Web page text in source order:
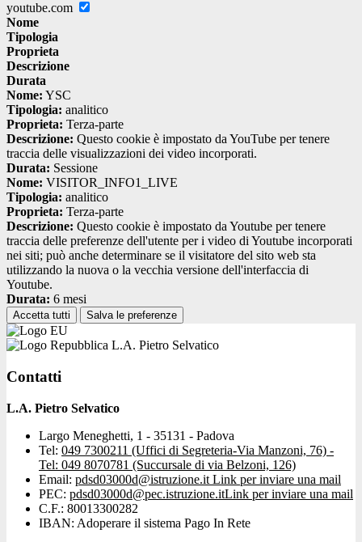
youtube.com
Nome
Tipologia
Proprieta
Descrizione
Durata
Nome: YSC
Tipologia: analitico
Proprieta: Terza-parte
Descrizione: Questo cookie è impostato da YouTube per tenere
traccia delle visualizzazioni dei video incorporati.
Durata: Sessione
Nome: VISITOR_INFO1_LIVE
Tipologia: analitico
Proprieta: Terza-parte
Descrizione: Questo cookie è impostato da Youtube per tenere
traccia delle preferenze dell'utente per i video di Youtube incorporati
nei siti; può anche determinare se il visitatore del sito web sta
utilizzando la nuova o la vecchia versione dell'interfaccia di
Youtube.
Durata: 6 mesi
Accetta tutti Salva le preferenze
L.A. Pietro Selvatico
Contatti
L.A. Pietro Selvatico
Largo Meneghetti, 1 - 35131 - Padova
Tel: 049 7300211 (Uffici di Segreteria-Via Manzoni, 76) -
Tel: 049 8070781 (Succursale di via Belzoni, 126)
Email: pdsd03000d@istruzione.it Link per inviare una mail
PEC: pdsd03000d@pec.istruzione.itLink per inviare una mail
C.F.: 80013300282
IBAN: Adoperare il sistema Pago In Rete